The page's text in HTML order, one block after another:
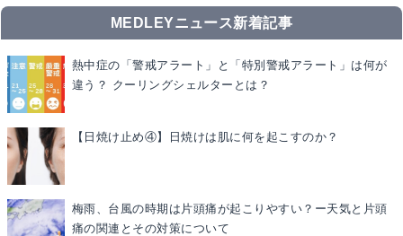
MEDLEYニュース新着記事
熱中症の「警戒アラート」と「特別警戒アラート」は何が
違う？ クーリングシェルターとは？
【日焼け止め④】日焼けは肌に何を起こすのか？
梅雨、台風の時期は片頭痛が起こりやすい？ー天気と片頭
痛の関連とその対策について